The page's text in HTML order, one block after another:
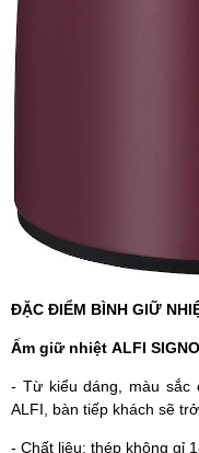
ĐẶC ĐIỂM BÌNH GIỮ
Ấm giữ nhiệt ALFI
- Từ kiểu dáng, màu sắc
ALFI, bàn tiếp khách sẽ
- Chất liệu: thép không gỉ